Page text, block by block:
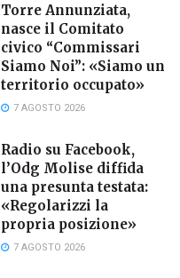
Torre Annunziata,
nasce il Comitato
civico “Commissari
Siamo Noi”: «Siamo un
territorio occupato»
7 AGOSTO 2026
Radio su Facebook,
l’Odg Molise diffida
una presunta testata:
«Regolarizzi la
propria posizione»
7 AGOSTO 2026